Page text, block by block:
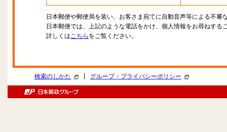
日本郵便や郵便局を装い、お客さま宛てに自動音声等による不審
日本郵便では、上記のような電話をかけ、個人情報をお尋ねする
詳しくはこちら をご覧ください。
検索のしかた グループ・プライバシーポリシー